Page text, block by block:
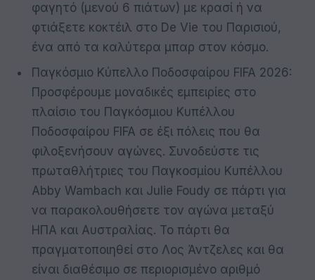
φαγητό (μενού 6 πιάτων) με κρασί ή να
φτιάξετε κοκτέιλ στο De Vie του Παρισιού,
ένα από τα καλύτερα μπαρ στον κόσμο.
Παγκόσμιο Κύπελλο Ποδοσφαίρου FIFA 2026:
Προσφέρουμε μοναδικές εμπειρίες στο
πλαίσιο του Παγκόσμιου Κυπέλλου
Ποδοσφαίρου FIFA σε έξι πόλεις που θα
φιλοξενήσουν αγώνες. Συνοδεύστε τις
πρωταθλήτριες του Παγκοσμίου Κυπέλλου
Abby Wambach και Julie Foudy σε πάρτι για
να παρακολουθήσετε τον αγώνα μεταξύ
ΗΠΑ και Αυστραλίας. Το πάρτι θα
πραγματοποιηθεί στο Λος Άντζελες και θα
είναι διαθέσιμο σε περιορισμένο αριθμό